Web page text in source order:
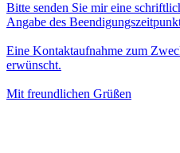
Bitte senden Sie mir eine
Angabe des
Eine Kontaktaufnahme zum
erwünscht.
Mit freundlichen Grüßen